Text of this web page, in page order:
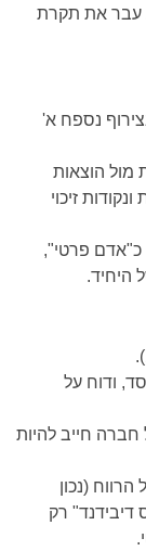
עבר את תקרת
מלא (טופס 1301) בצירוף נספח א'
מול הוצאות
זיכוי
פרטי",
היחיד.
ודוח על
חברה חייב להיות
(נכון
"מס דיבידנד" רק